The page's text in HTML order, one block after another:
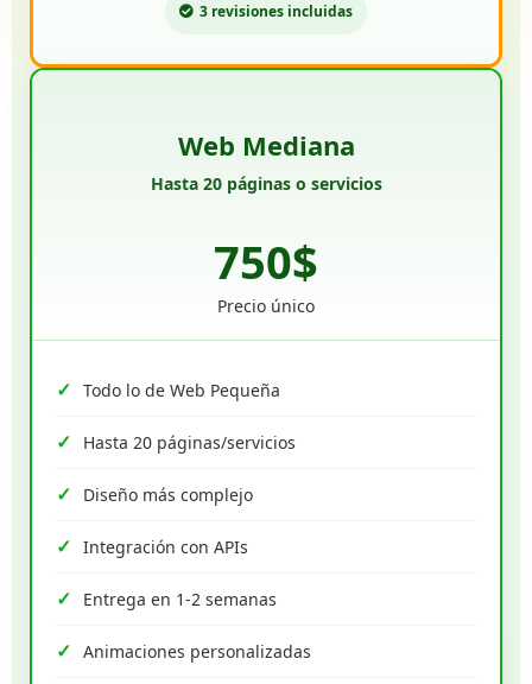
3 revisiones incluidas
Web Mediana
Hasta 20 páginas o servicios
750$
Precio único
Todo lo de Web Pequeña
Hasta 20 páginas/servicios
Diseño más complejo
Integración con APIs
Entrega en 1-2 semanas
Animaciones personalizadas